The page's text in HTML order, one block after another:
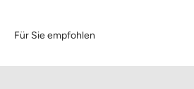
Für Sie empfohlen